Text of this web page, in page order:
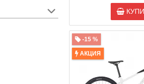
-15 %
АКЦИЯ